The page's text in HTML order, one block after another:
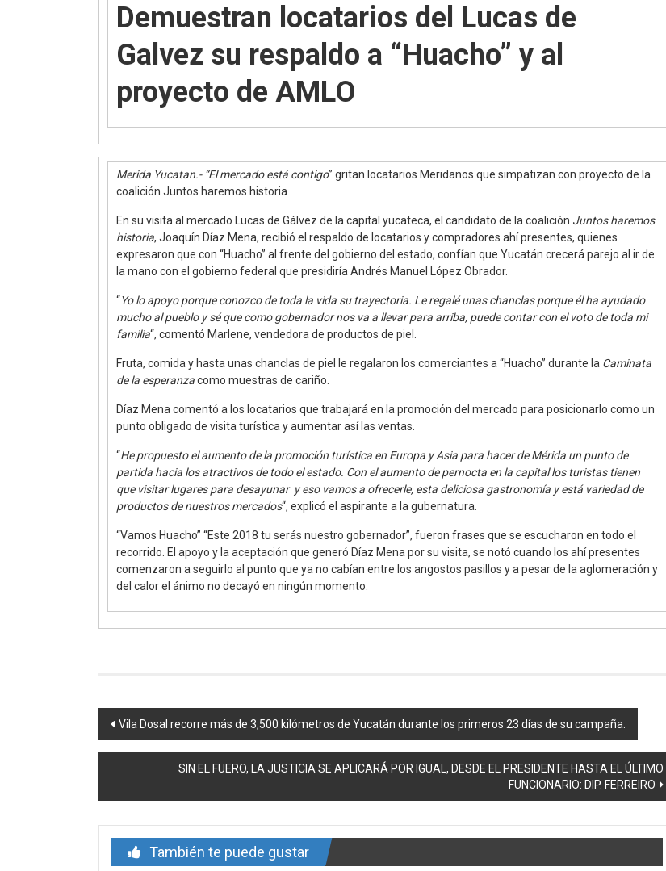
Demuestran locatarios del Lucas de
Galvez su respaldo a “Huacho” y al
proyecto de AMLO
Merida Yucatan.- “El mercado está contigo” gritan locatarios Meridanos que simpatizan con proyecto de la
coalición Juntos haremos historia
En su visita al mercado Lucas de Gálvez de la capital yucateca, el candidato de la coalición Juntos haremos
historia, Joaquín Díaz Mena, recibió el respaldo de locatarios y compradores ahí presentes, quienes
expresaron que con “Huacho” al frente del gobierno del estado, confían que Yucatán crecerá parejo al ir de
la mano con el gobierno federal que presidiría Andrés Manuel López Obrador.
“Yo lo apoyo porque conozco de toda la vida su trayectoria. Le regalé unas chanclas porque él ha ayudado
mucho al pueblo y sé que como gobernador nos va a llevar para arriba, puede contar con el voto de toda mi
familia“, comentó Marlene, vendedora de productos de piel.
Fruta, comida y hasta unas chanclas de piel le regalaron los comerciantes a “Huacho” durante la Caminata
de la esperanzacomo muestras de cariño.
Díaz Mena comentó a los locatarios que trabajará en la promoción del mercado para posicionarlo como un
punto obligado de visita turística y aumentar así las ventas.
“He propuesto el aumento de la promoción turística en Europa y Asia para hacer de Mérida un punto de
partida hacia los atractivos de todo el estado. Con el aumento de pernocta en la capital los turistas tienen
que visitar lugares para desayunar y eso vamos a ofrecerle, esta deliciosa gastronomía y está variedad de
productos de nuestros mercados“, explicó el aspirante a la gubernatura.
“Vamos Huacho” “Este 2018 tu serás nuestro gobernador”, fueron frases que se escucharon en todo el
recorrido. El apoyo y la aceptación que generó Díaz Mena por su visita, se notó cuando los ahí presentes
comenzaron a seguirlo al punto que ya no cabían entre los angostos pasillos y a pesar de la aglomeración y
del calor el ánimo no decayó en ningún momento.
Navegación
de
Vila Dosal recorre más de 3,500 kilómetros de Yucatán durante los primeros 23 días de su campaña.
SIN EL FUERO, LA JUSTICIA SE APLICARÁ POR IGUAL, DESDE EL PRESIDENTE HASTA EL ÚLTIMO
FUNCIONARIO: DIP. FERREIRO
También te puede gustar